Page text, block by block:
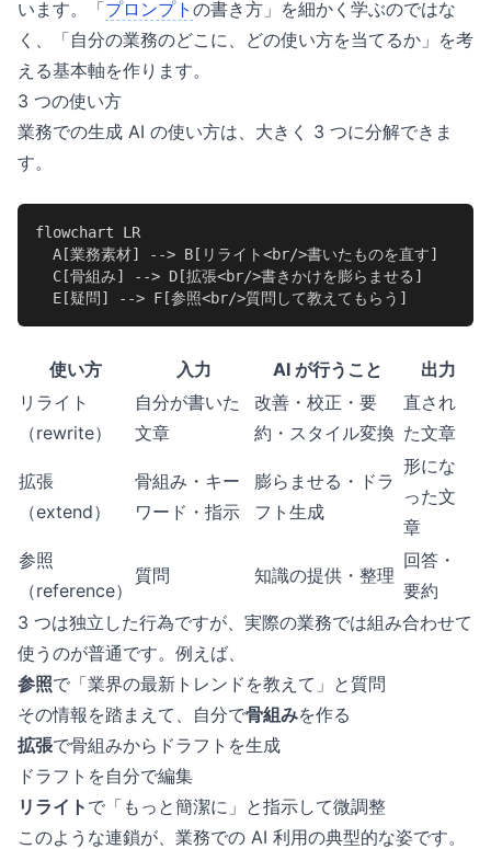
います。「プロンプト の書き方」を細かく学ぶのではな
く、「自分の業務のどこに、どの使い方を当てるか」を考
える基本軸を作ります。
3 つの使い方
業務での生成 AI の使い方は、大きく 3 つに分解できま
す。
flowchart LR
  A[業務素材] --> B[リライト<br/>書いたものを直す]
  C[骨組み] --> D[拡張<br/>書きかけを膨らませる]
  E[疑問] --> F[参照<br/>質問して教えてもらう]
使い方 入力 AI が行うこと
出力
リライト
（rewrite）
自分が書いた
文章
改善・校正・要
約・スタイル変換
直され
た文章
拡張
（extend）
骨組み・キー
ワード・指示
膨らませる・ドラ
フト生成
形にな
った文
章
参照
（reference）
質問 知識の提供・整理
回答・
要約
3 つは独立した行為ですが、実際の業務では組み合わせて
使うのが普通です。例えば、
参照で「業界の最新トレンドを教えて」と質問
その情報を踏まえて、自分で骨組みを作る
拡張で骨組みからドラフトを生成
ドラフトを自分で編集
リライト で「もっと簡潔に」と指示して微調整
このような連鎖が、業務での AI 利用の典型的な姿です。